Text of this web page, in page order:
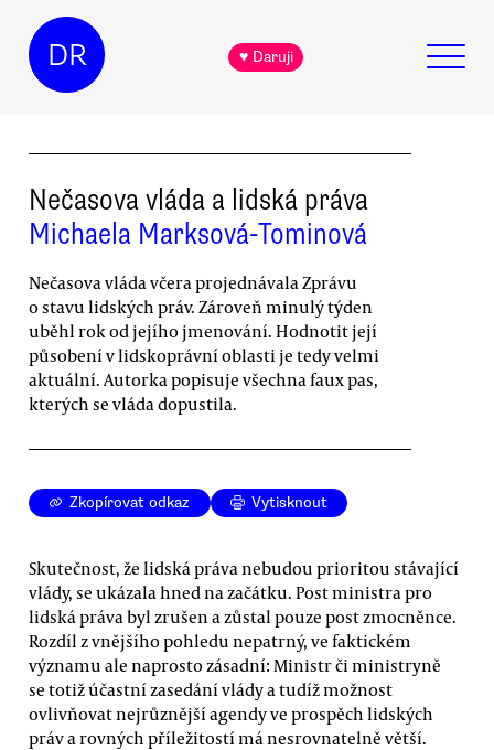
DR ♥ Daruji
Nečasova vláda a lidská práva
Michaela Marksová-Tominová
Nečasova vláda včera projednávala Zprávu
o stavu lidských práv. Zároveň minulý týden
uběhl rok od jejího jmenování. Hodnotit její
působení v lidskoprávní oblasti je tedy velmi
aktuální. Autorka popisuje všechna faux pas,
kterých se vláda dopustila.
Zkopírovat odkaz Vytisknout
Skutečnost, že lidská práva nebudou prioritou stávající
vlády, se ukázala hned na začátku. Post ministra pro
lidská práva byl zrušen a zůstal pouze post zmocněnce.
Rozdíl z vnějšího pohledu nepatrný, ve faktickém
významu ale naprosto zásadní: Ministr či ministryně
se totiž účastní zasedání vlády a tudíž možnost
ovlivňovat nejrůznější agendy ve prospěch lidských
práv a rovných příležitostí má nesrovnatelně větší.